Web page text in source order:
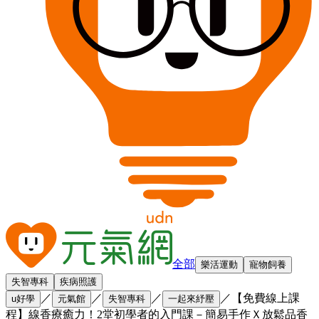
全部 樂活運動
寵物飼養
失智專科
疾病照護
u好學
／ 元氣館 ／ 失智專科 ／ 一起來紓壓 ／
【免費線上課
程】線香療癒力！2堂初學者的入門課－簡易手作Ｘ放鬆品香